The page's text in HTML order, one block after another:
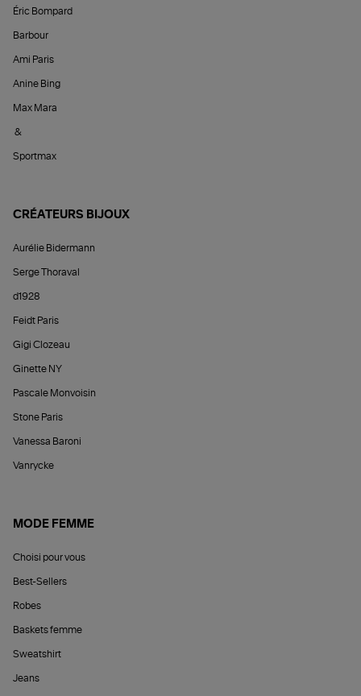
Éric Bompard
Barbour
Ami Paris
Anine Bing
Max Mara
&
Sportmax
CRÉATEURS BIJOUX
Aurélie Bidermann
Serge Thoraval
d1928
Feidt Paris
Gigi Clozeau
Ginette NY
Pascale Monvoisin
Stone Paris
Vanessa Baroni
Vanrycke
MODE FEMME
Choisi pour vous
Best-Sellers
Robes
Baskets femme
Sweatshirt
Jeans